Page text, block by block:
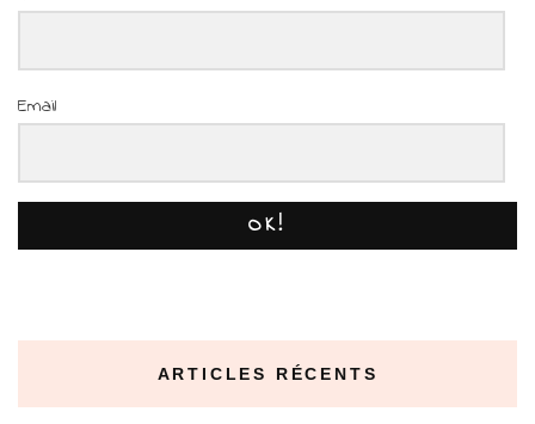
Email
OK!
ARTICLES RÉCENTS